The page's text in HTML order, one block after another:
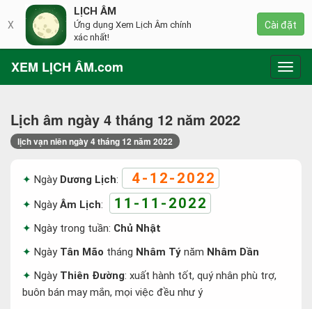
XEM LỊCH ÂM.com
Lịch âm ngày 4 tháng 12 năm 2022
lịch vạn niên ngày 4 tháng 12 năm 2022
Ngày Dương Lịch: 4-12-2022
NgàyÂm Lịch: 11-11-2022
Ngày trong tuần: Chủ Nhật
Ngày Tân Mão tháng Nhâm Tý năm Nhâm Dần
Ngày Thiên Đường: xuất hành tốt, quý nhân phù trợ,
buôn bán may mắn, mọi việc đều như ý
X
LỊCH ÂM
Ứng dụng Xem Lịch Âm chính
xác nhất!
Cài đặt